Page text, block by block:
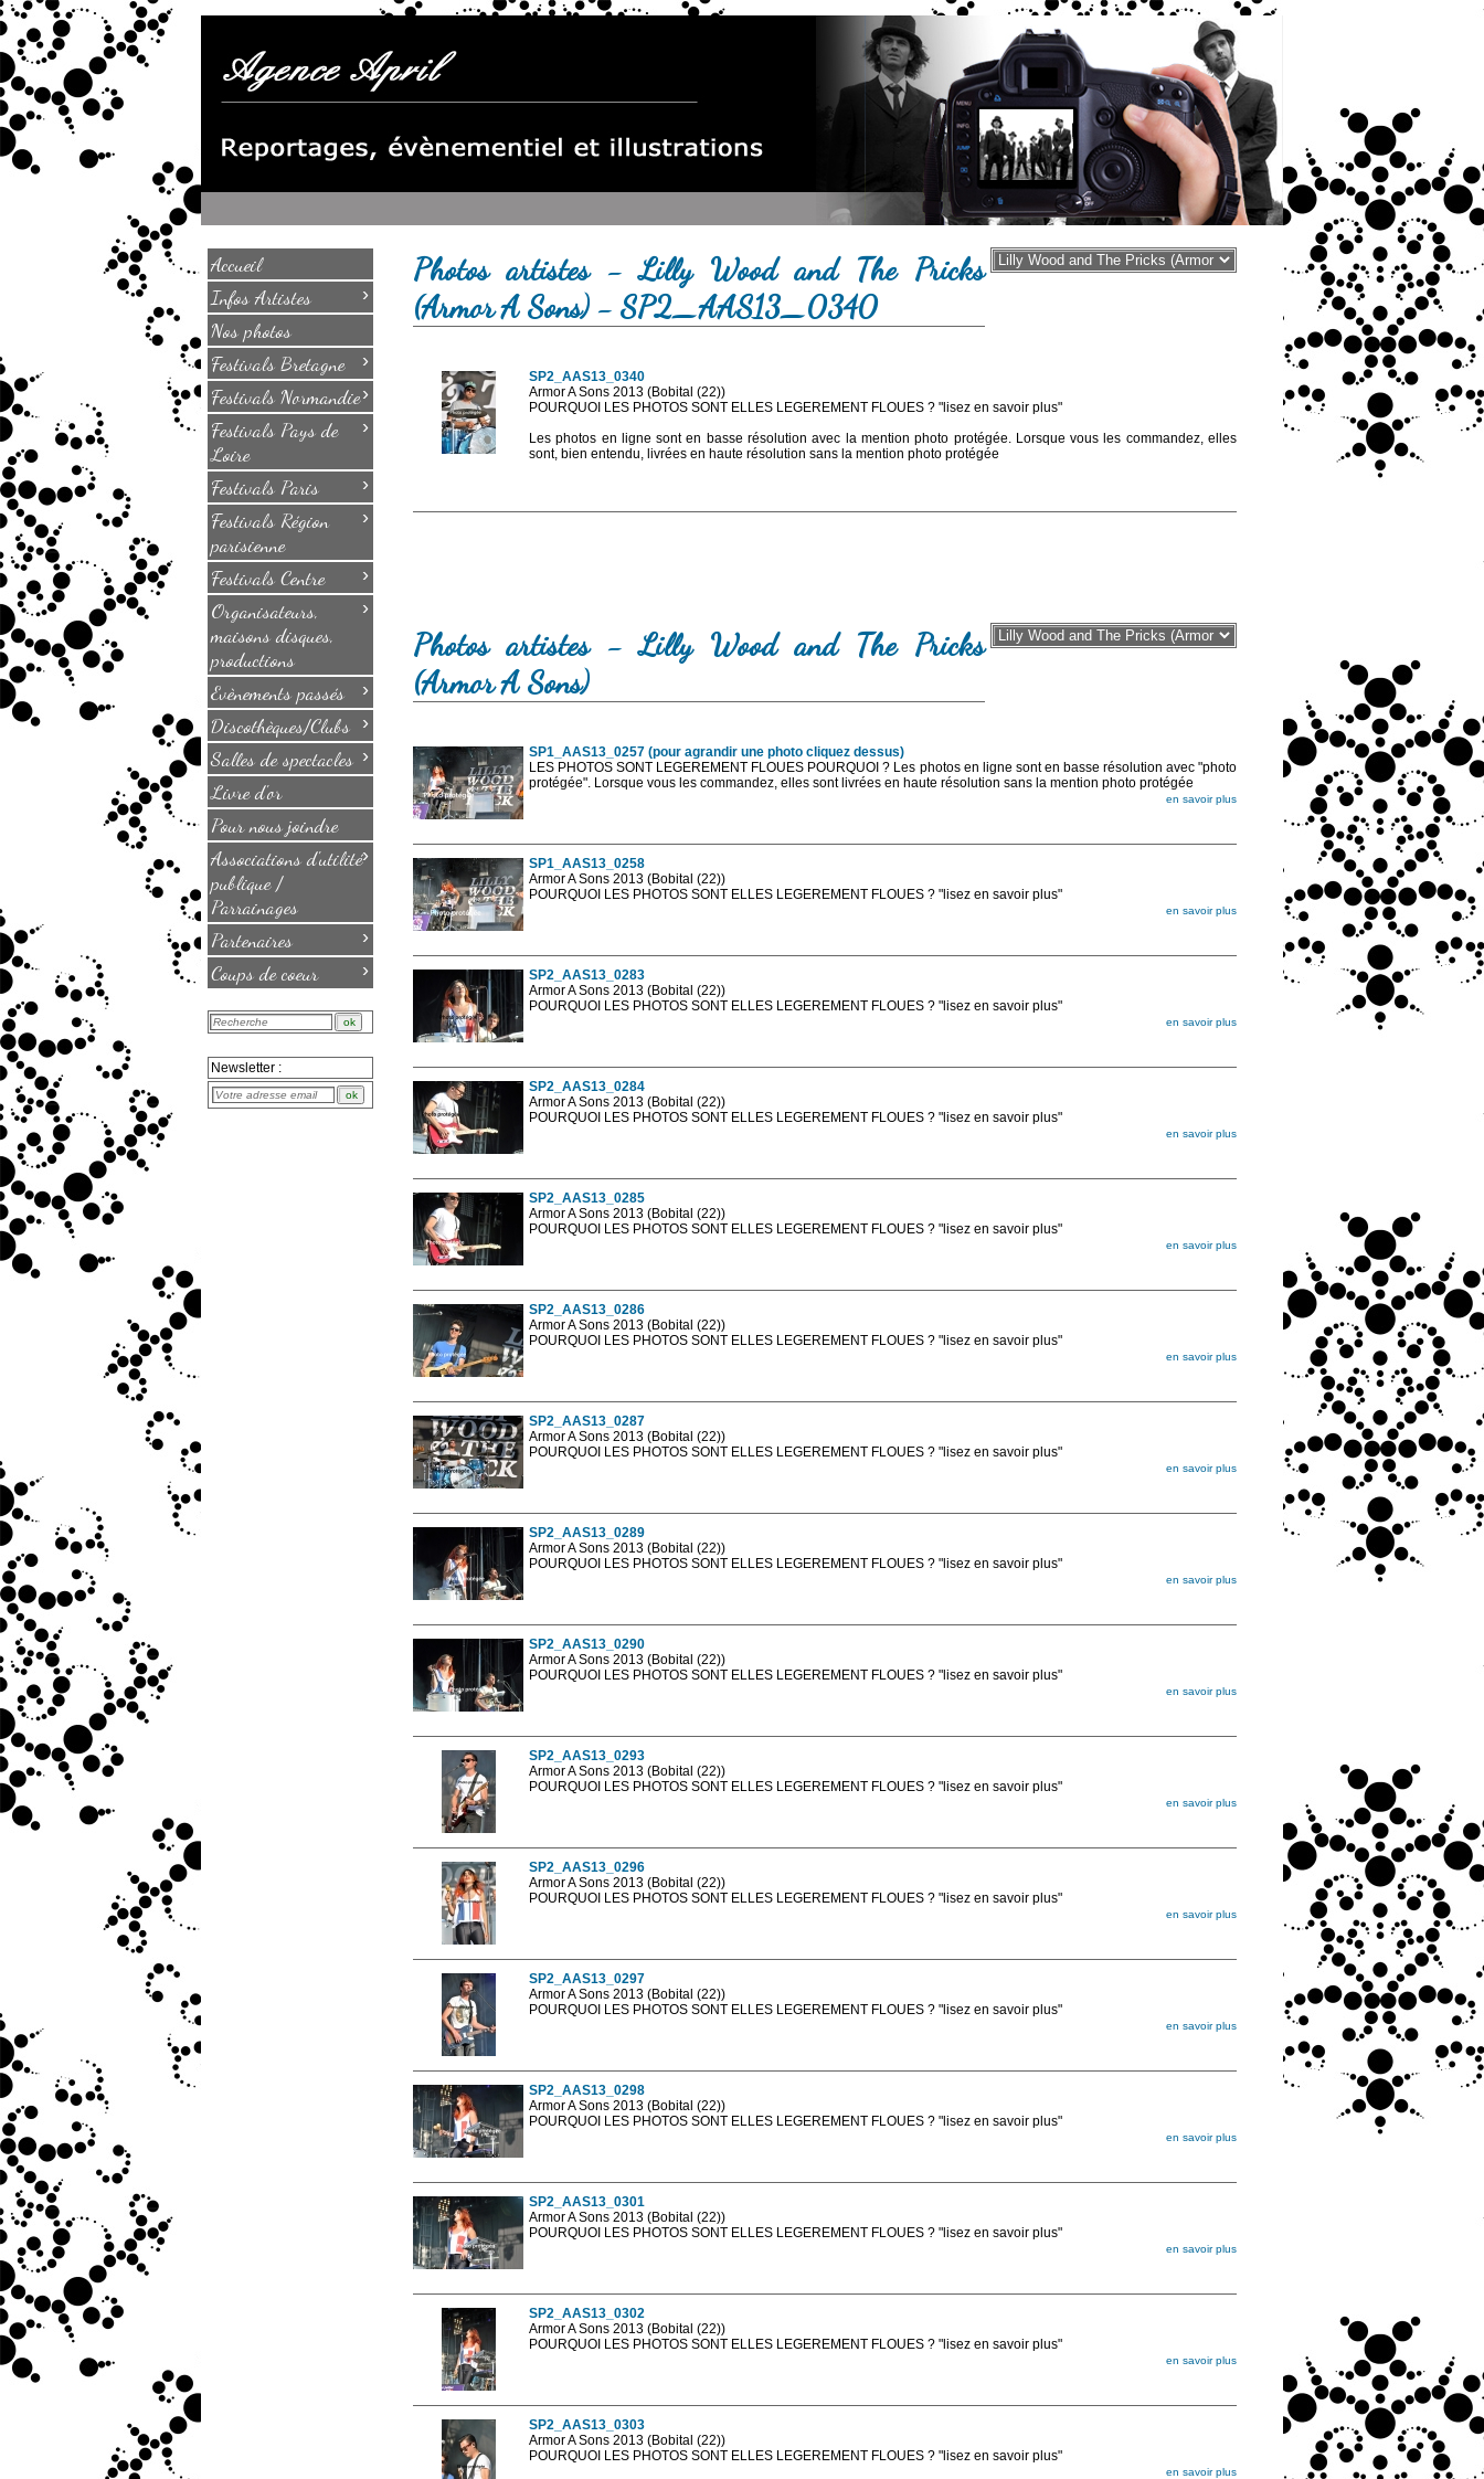
Accueil
Infos Artistes
›
Nos photos
Festivals Bretagne
›
Festivals Normandie›
Festivals Pays de
Loire
›
Festivals Paris ›
Festivals Région
parisienne
›
Festivals Centre ›
Organisateurs,
maisons disques,
productions
›
Evènements passés ›
Discothèques/Clubs ›
Salles de spectacles ›
Livre d'or
Pour nous joindre
Associations d'utilité
publique /
Parrainages
›
Partenaires ›
Coups de coeur ›
Newsletter :
Photos artistes - Lilly Wood and The Pricks
(Armor A Sons) - SP2_AAS13_0340
SP2_AAS13_0340
Armor A Sons 2013 (Bobital (22))
POURQUOI LES PHOTOS SONT ELLES LEGEREMENT FLOUES ? "lisez en savoir plus"
Les photos en ligne sont en basse résolution avec la mention photo protégée. Lorsque vous les commandez, elles
sont, bien entendu, livrées en haute résolution sans la mention photo protégée
Photos artistes - Lilly Wood and The Pricks
(Armor A Sons)
SP1_AAS13_0257 (pour agrandir une photo cliquez dessus)
LES PHOTOS SONT LEGEREMENT FLOUES POURQUOI ? Les photos en ligne sont en basse résolution avec "photo
protégée". Lorsque vous les commandez, elles sont livrées en haute résolution sans la mention photo protégée
en savoir plus
SP1_AAS13_0258
Armor A Sons 2013 (Bobital (22))
POURQUOI LES PHOTOS SONT ELLES LEGEREMENT FLOUES ? "lisez en savoir plus"
en savoir plus
SP2_AAS13_0283
Armor A Sons 2013 (Bobital (22))
POURQUOI LES PHOTOS SONT ELLES LEGEREMENT FLOUES ? "lisez en savoir plus"
en savoir plus
SP2_AAS13_0284
Armor A Sons 2013 (Bobital (22))
POURQUOI LES PHOTOS SONT ELLES LEGEREMENT FLOUES ? "lisez en savoir plus"
en savoir plus
SP2_AAS13_0285
Armor A Sons 2013 (Bobital (22))
POURQUOI LES PHOTOS SONT ELLES LEGEREMENT FLOUES ? "lisez en savoir plus"
en savoir plus
SP2_AAS13_0286
Armor A Sons 2013 (Bobital (22))
POURQUOI LES PHOTOS SONT ELLES LEGEREMENT FLOUES ? "lisez en savoir plus"
en savoir plus
SP2_AAS13_0287
Armor A Sons 2013 (Bobital (22))
POURQUOI LES PHOTOS SONT ELLES LEGEREMENT FLOUES ? "lisez en savoir plus"
en savoir plus
SP2_AAS13_0289
Armor A Sons 2013 (Bobital (22))
POURQUOI LES PHOTOS SONT ELLES LEGEREMENT FLOUES ? "lisez en savoir plus"
en savoir plus
SP2_AAS13_0290
Armor A Sons 2013 (Bobital (22))
POURQUOI LES PHOTOS SONT ELLES LEGEREMENT FLOUES ? "lisez en savoir plus"
en savoir plus
SP2_AAS13_0293
Armor A Sons 2013 (Bobital (22))
POURQUOI LES PHOTOS SONT ELLES LEGEREMENT FLOUES ? "lisez en savoir plus"
en savoir plus
SP2_AAS13_0296
Armor A Sons 2013 (Bobital (22))
POURQUOI LES PHOTOS SONT ELLES LEGEREMENT FLOUES ? "lisez en savoir plus"
en savoir plus
SP2_AAS13_0297
Armor A Sons 2013 (Bobital (22))
POURQUOI LES PHOTOS SONT ELLES LEGEREMENT FLOUES ? "lisez en savoir plus"
en savoir plus
SP2_AAS13_0298
Armor A Sons 2013 (Bobital (22))
POURQUOI LES PHOTOS SONT ELLES LEGEREMENT FLOUES ? "lisez en savoir plus"
en savoir plus
SP2_AAS13_0301
Armor A Sons 2013 (Bobital (22))
POURQUOI LES PHOTOS SONT ELLES LEGEREMENT FLOUES ? "lisez en savoir plus"
en savoir plus
SP2_AAS13_0302
Armor A Sons 2013 (Bobital (22))
POURQUOI LES PHOTOS SONT ELLES LEGEREMENT FLOUES ? "lisez en savoir plus"
en savoir plus
SP2_AAS13_0303
Armor A Sons 2013 (Bobital (22))
POURQUOI LES PHOTOS SONT ELLES LEGEREMENT FLOUES ? "lisez en savoir plus"
en savoir plus